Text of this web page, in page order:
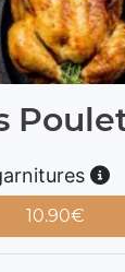
10.90€